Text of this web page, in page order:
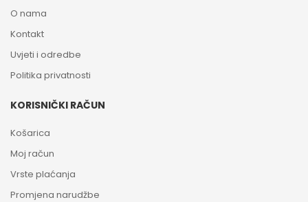
O nama
Kontakt
Uvjeti i odredbe
Politika privatnosti
KORISNIČKI RAČUN
Košarica
Moj račun
Vrste plaćanja
Promjena narudžbe